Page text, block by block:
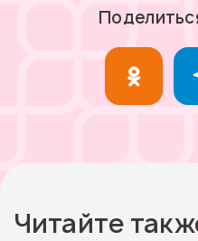
Читайте